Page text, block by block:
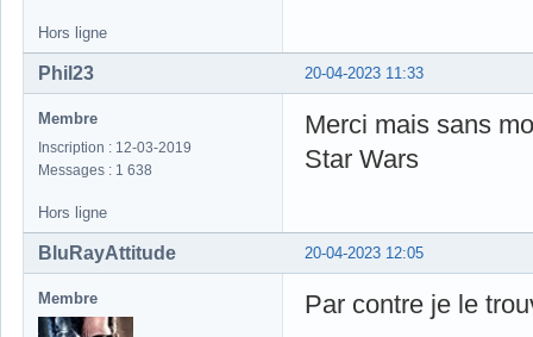
Hors ligne
20-04-2023 11:33
Phil23
Membre
Inscription : 12-03-2019
Messages : 1 638
Merci mais sans
Star Wars
Hors ligne
20-04-2023 12:05
BluRayAttitude
Membre Par contre je le